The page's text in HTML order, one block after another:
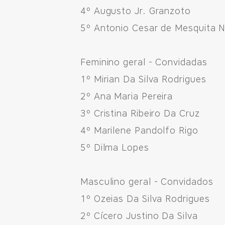
Fale pelo WhastApp
556692085083
4º Augusto Jr. Granzoto
5º Antonio Cesar de Mesquita
Feminino geral - Convidadas
1º Mirian Da Silva Rodrigues
2º Ana Maria Pereira
3º Cristina Ribeiro Da Cruz
4º Marilene Pandolfo Rigo
5º Dilma Lopes
Masculino geral - Convidados
1º Ozeias Da Silva Rodrigues
2º Cícero Justino Da Silva